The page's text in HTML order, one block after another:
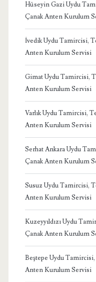
Hüseyin Gazi Uydu
Çanak Anten Kurulum
İvedik Uydu Tamircisi,
Anten Kurulum Servisi
Gimat Uydu Tamircisi,
Anten Kurulum Servisi
Varlık Uydu Tamircisi,
Anten Kurulum Servisi
Serhat Ankara Uydu
Çanak Anten Kurulum
Susuz Uydu Tamircisi,
Anten Kurulum Servisi
Kuzeyyıldızı Uydu
Çanak Anten Kurulum
Beştepe Uydu
Anten Kurulum Servisi